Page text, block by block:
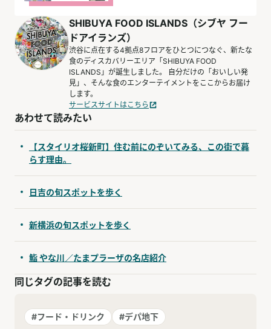
SHIBUYA FOOD ISLANDS（シブヤ フー
ドアイランズ）
渋谷に点在する4拠点8フロアをひとつにつなぐ、新たな
食のディスカバリーエリア「SHIBUYA FOOD
ISLANDS」が誕生しました。 自分だけの「おいしい発
見」、そんな食のエンターテイメントをここからお届け
します。
サービスサイトはこちら
あわせて読みたい
【スタイリオ桜新町】住む前にのぞいてみる、この街で暮
らす理由。
日吉の旬スポットを歩く
新横浜の旬スポットを歩く
鮨 やな川／たまプラーザの名店紹介
同じタグの記事を読む
#フード・ドリンク #デパ地下